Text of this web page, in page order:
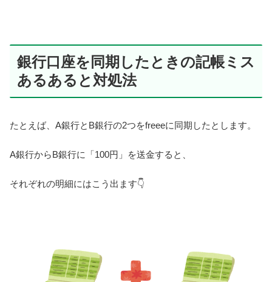
銀行口座を同期したときの記帳ミス
あるあると対処法
たとえば、A銀行とB銀行の2つをfreeeに同期したとします。
A銀行からB銀行に「100円」を送金すると、
それぞれの明細にはこう出ます👇